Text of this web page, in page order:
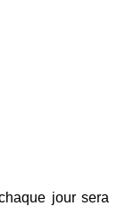
jour sera